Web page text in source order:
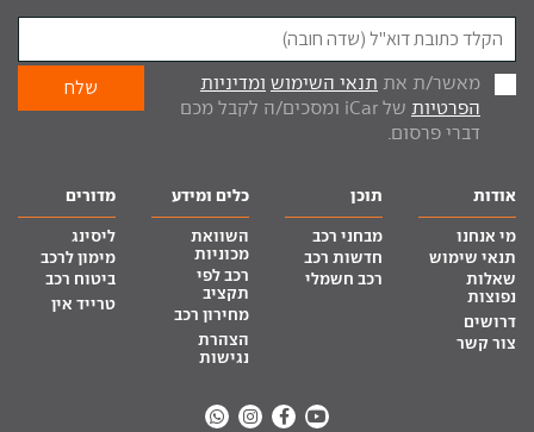
מאשר/ת את תנאי השימוש ומדיניות
הפרטיות
של iCar ומסכים/ה לקבל מכם
דברי פרסום.
אודות
מי אנחנו
תנאי שימוש
שאלות
נפוצות
דרושים
צור קשר
תוכן
מבחני רכב
חדשות רכב
רכב חשמלי
כלים ומידע
השוואת
מכוניות
רכב לפי
תקציב
מחירון רכב
הצהרת
נגישות
מדורים
ליסינג
מימון לרכב
ביטוח רכב
טרייד אין